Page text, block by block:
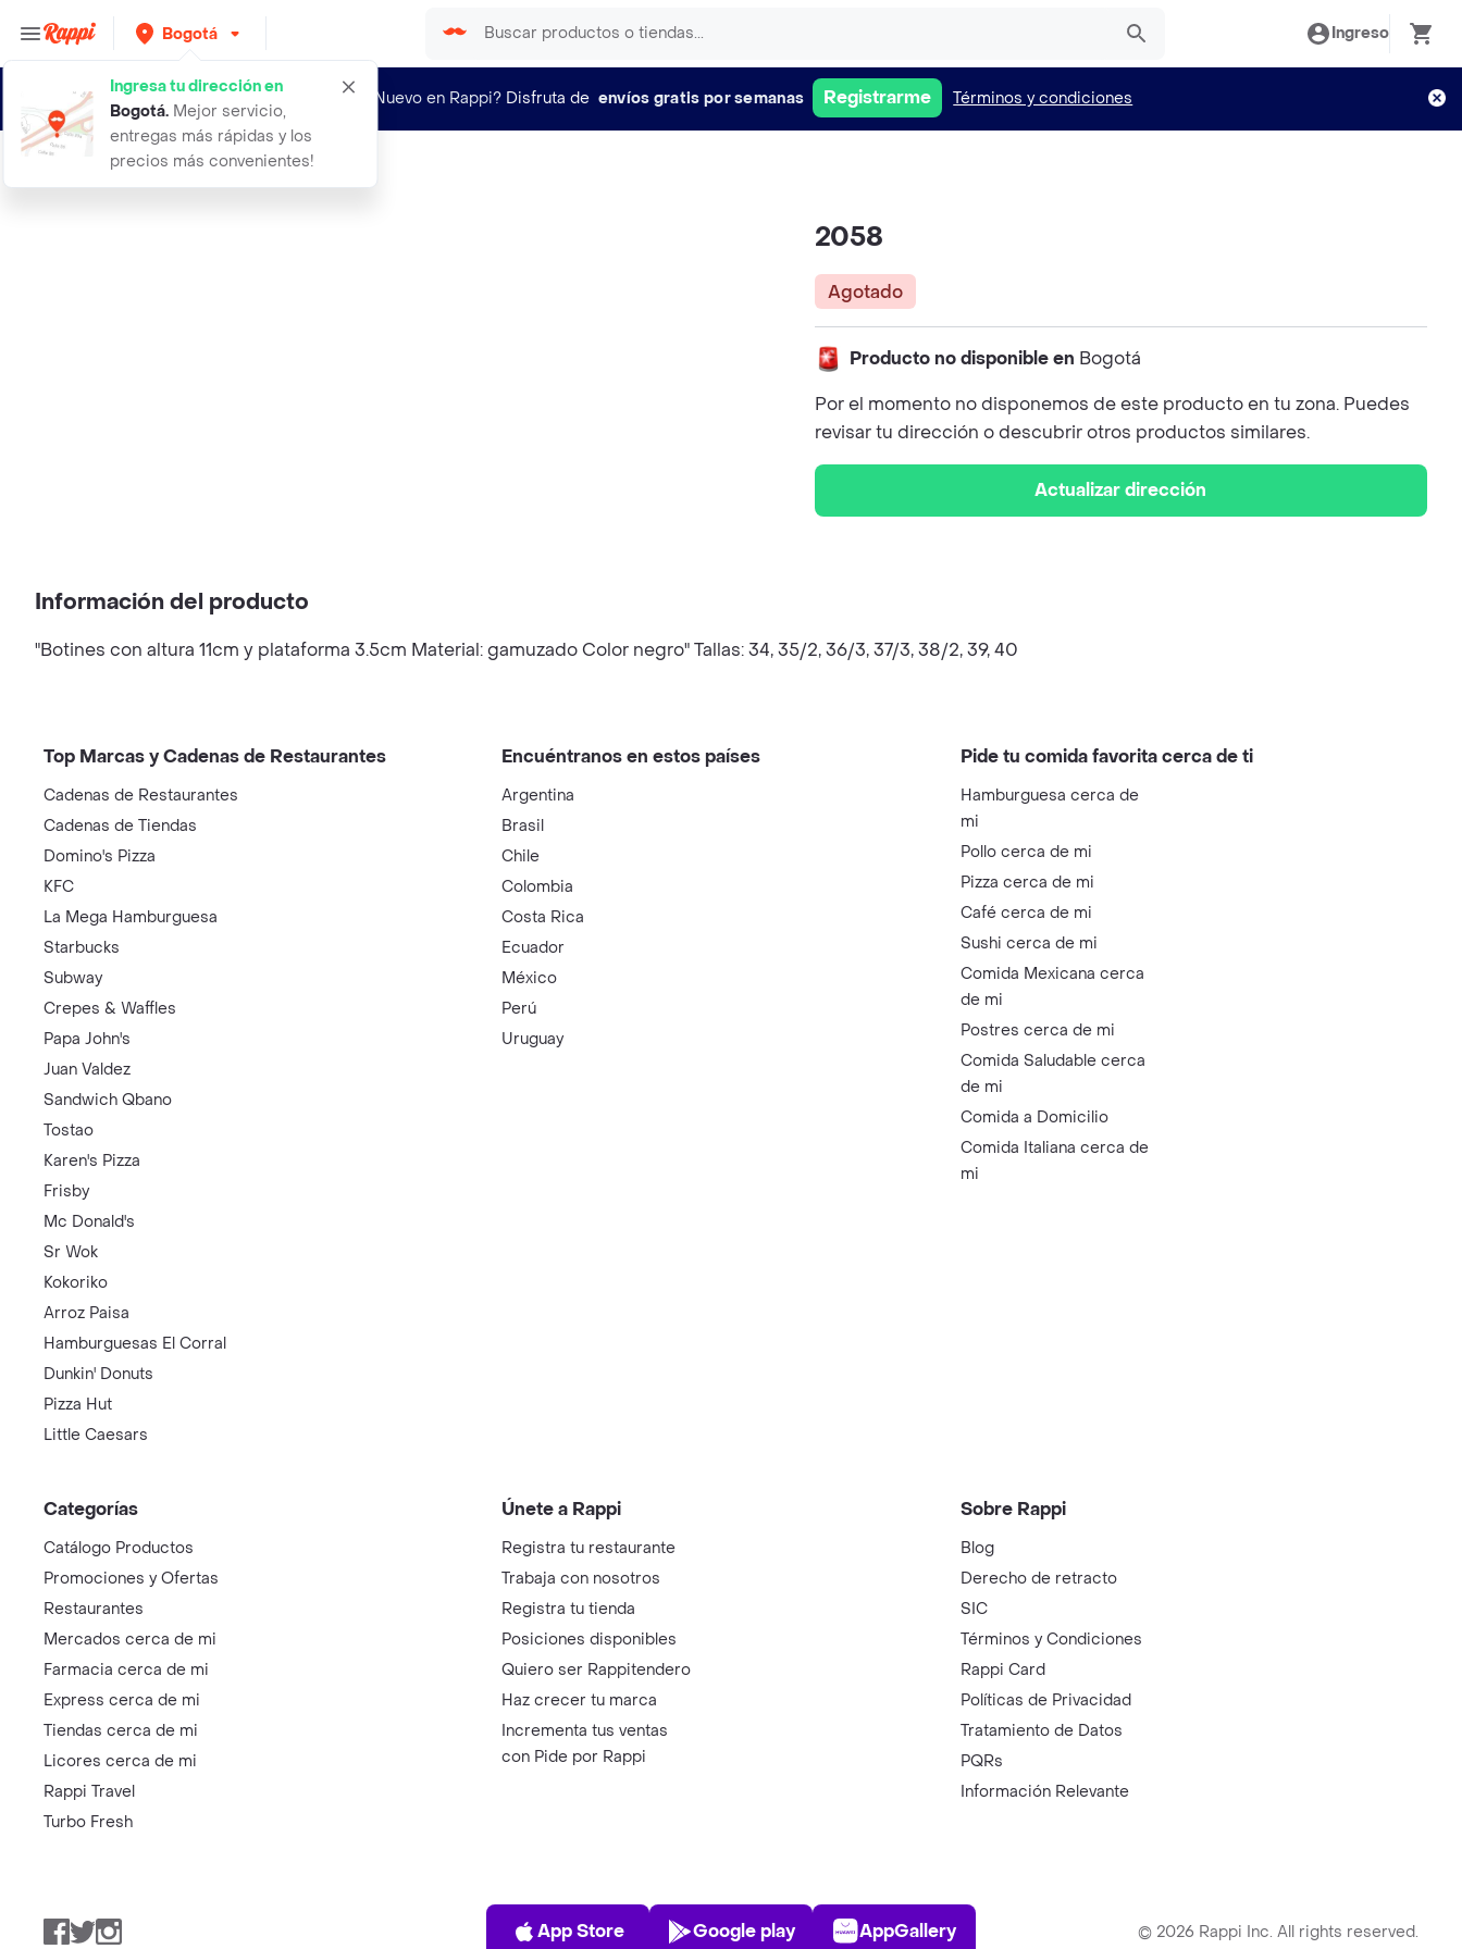
Bogotá
Ingresa tu dirección en
Bogotá. Mejor servicio,
entregas más rápidas y los
precios más convenientes!
Ingreso
¿Nuevo en Rappi? Disfruta de envíos gratis por semanas Registrarme Términos y condiciones
2058
2058
Agotado
Producto no disponible en Bogotá
Por el momento no disponemos de este producto en tu zona. Puedes
revisar tu dirección o descubrir otros productos similares.
Actualizar dirección
Información del producto
"Botines con altura 11cm y plataforma 3.5cm Material: gamuzado Color negro" Tallas: 34, 35/2, 36/3, 37/3, 38/2, 39, 40
Top Marcas y Cadenas de Restaurantes
Cadenas de Restaurantes
Cadenas de Tiendas
Domino's Pizza
KFC
La Mega Hamburguesa
Starbucks
Subway
Crepes & Waffles
Papa John's
Juan Valdez
Sandwich Qbano
Tostao
Karen's Pizza
Frisby
Mc Donald's
Sr Wok
Kokoriko
Arroz Paisa
Hamburguesas El Corral
Dunkin' Donuts
Pizza Hut
Little Caesars
Encuéntranos en estos países
Argentina
Brasil
Chile
Colombia
Costa Rica
Ecuador
México
Perú
Uruguay
Pide tu comida favorita cerca de ti
Hamburguesa cerca de
mi
Pollo cerca de mi
Pizza cerca de mi
Café cerca de mi
Sushi cerca de mi
Comida Mexicana cerca
de mi
Postres cerca de mi
Comida Saludable cerca
de mi
Comida a Domicilio
Comida Italiana cerca de
mi
Categorías
Catálogo Productos
Promociones y Ofertas
Restaurantes
Mercados cerca de mi
Farmacia cerca de mi
Express cerca de mi
Tiendas cerca de mi
Licores cerca de mi
Rappi Travel
Turbo Fresh
Únete a Rappi
Registra tu restaurante
Trabaja con nosotros
Registra tu tienda
Posiciones disponibles
Quiero ser Rappitendero
Haz crecer tu marca
Incrementa tus ventas
con Pide por Rappi
Sobre Rappi
Blog
Derecho de retracto
SIC
Términos y Condiciones
Rappi Card
Políticas de Privacidad
Tratamiento de Datos
PQRs
Información Relevante
Facebook
TwitterInstagram
App Store
App Store
Play Store
Google play
AppGallery
AppGallery © 2026 Rappi Inc. All rights reserved.